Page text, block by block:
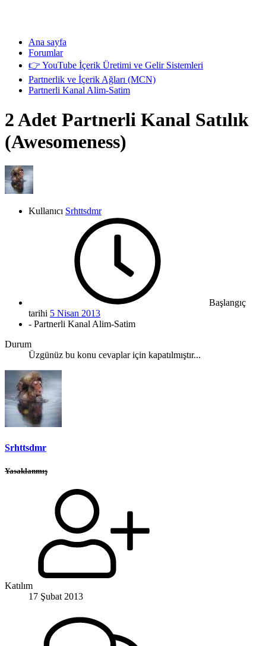
Ana sayfa
Forumlar
👉 YouTube İçerik Üretimi ve Gelir Sistemleri
Partnerlik ve İçerik Ağları (MCN)
Partnerli Kanal Alim-Satim
2 Adet Partnerli Kanal Satılık
(Awesomeness)
Kullanıcı Srhttsdmr
Başlangıç
tarihi 5 Nisan 2013
- Partnerli Kanal Alim-Satim
Durum
Üzgünüz bu konu cevaplar için kapatılmıştır...
Srhttsdmr
Yasaklanmış
Katılım
17 Şubat 2013